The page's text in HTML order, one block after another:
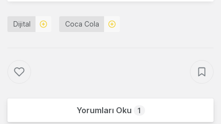
Dijital Coca Cola
Yorumları Oku 1